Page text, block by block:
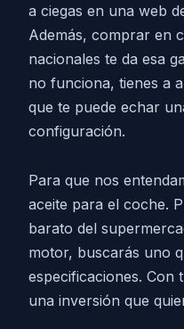
a ciegas en una web
Además, comprar en
nacionales te da esa
no funciona, tienes a
que te puede echar
configuración.
Para que nos
aceite para el coche.
barato del
motor, buscarás uno
especificaciones. Con
una inversión que